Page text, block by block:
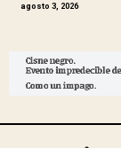
agosto 3, 2026